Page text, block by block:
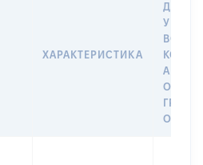
ХАРАКТЕРИСТИКА
ДАТУ
У
АБО